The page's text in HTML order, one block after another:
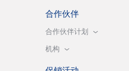
合作伙伴
合作伙伴计划
机构